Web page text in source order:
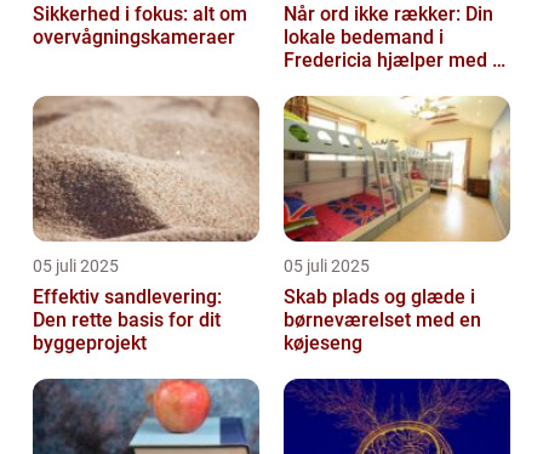
Sikkerhed i fokus: alt om
overvågningskameraer
Når ord ikke rækker: Din
lokale bedemand i
Fredericia hjælper med at
05 juli 2025
Effektiv sandlevering:
Den rette basis for dit
byggeprojekt
05 juli 2025
Skab plads og glæde i
børneværelset med en
køjeseng